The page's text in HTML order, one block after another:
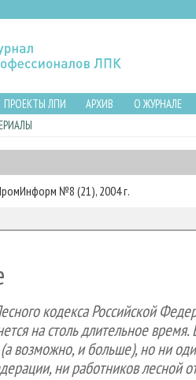
ПРОЕКТЫ ЛПИ АРХИВ О ЖУРНАЛЕ
№8 (21), 2004 г.
кодекса Российской
на столь длительное
возможно, и больше), но ни
ни работников лесной